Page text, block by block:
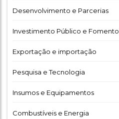
Desenvolvimento e Parcerias
Investimento Público e Fomento
Exportação e importação
Pesquisa e Tecnologia
Insumos e Equipamentos
Combustíveis e Energia